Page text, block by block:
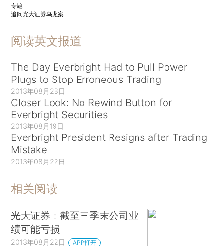
专题
追问光大证券乌龙案
阅读英文报道
The Day Everbright Had to Pull Power
Plugs to Stop Erroneous Trading
2013年08月28日
Closer Look: No Rewind Button for
Everbright Securities
2013年08月19日
Everbright President Resigns after Trading
Mistake
2013年08月22日
相关阅读
光大证券：截至三季末公司业
绩可能亏损
2013年08月22日 APP打开